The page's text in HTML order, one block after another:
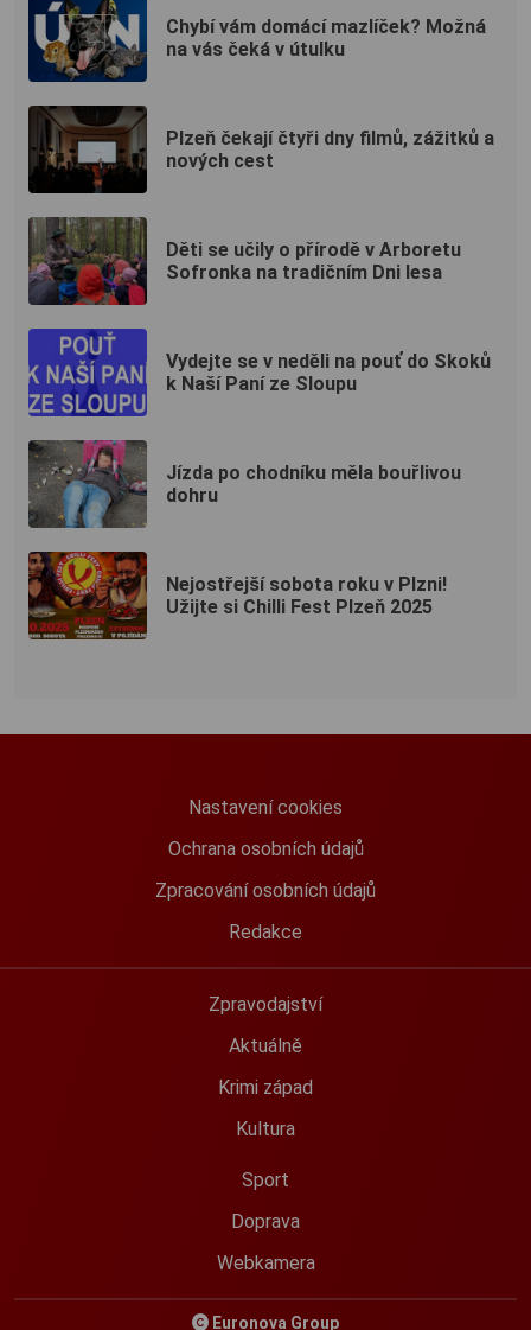
Chybí vám domácí mazlíček? Možná
na vás čeká v útulku
Plzeň čekají čtyři dny filmů, zážitků a
nových cest
Děti se učily o přírodě v Arboretu
Sofronka na tradičním Dni lesa
Vydejte se v neděli na pouť do Skoků
k Naší Paní ze Sloupu
Jízda po chodníku měla bouřlivou
dohru
Nejostřejší sobota roku v Plzni!
Užijte si Chilli Fest Plzeň 2025
Nastavení cookies
Ochrana osobních údajů
Zpracování osobních údajů
Redakce
Zpravodajství
Aktuálně
Krimi západ
Kultura
Sport
Doprava
Webkamera
Euronova Group